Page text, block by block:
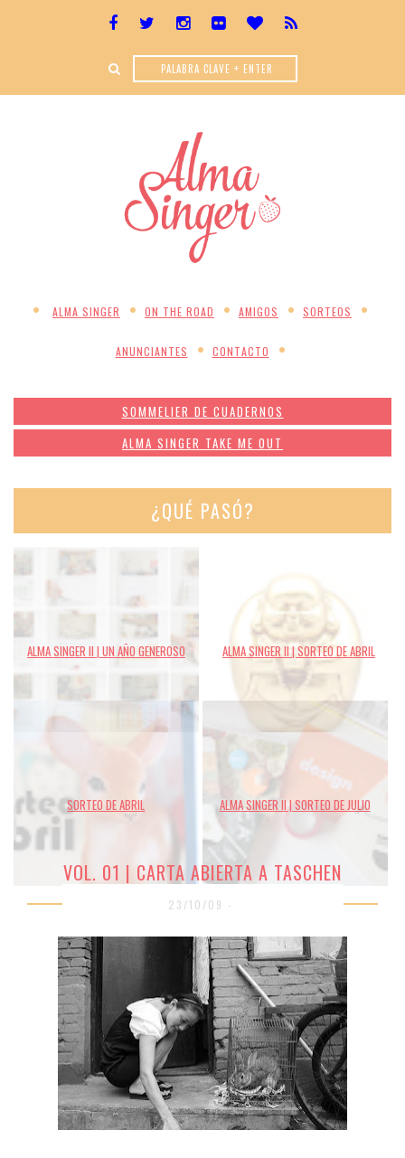
ALMA SINGER ON THE ROAD AMIGOS SORTEOS
ANUNCIANTES CONTACTO
SOMMELIER DE CUADERNOS
ALMA SINGER TAKE ME OUT
¿QUÉ PASÓ?
ALMA SINGER II | UN AÑO GENEROSO ALMA SINGER II | SORTEO DE ABRIL
SORTEO DE ABRIL ALMA SINGER II | SORTEO DE JULIO
VOL. 01 | CARTA ABIERTA A TASCHEN
23/10/09 -